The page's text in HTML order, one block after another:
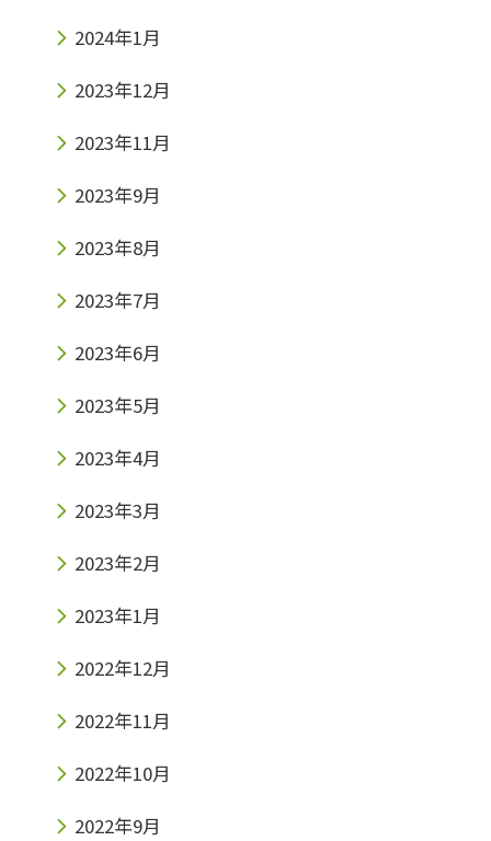
2024年1月
2023年12月
2023年11月
2023年9月
2023年8月
2023年7月
2023年6月
2023年5月
2023年4月
2023年3月
2023年2月
2023年1月
2022年12月
2022年11月
2022年10月
2022年9月